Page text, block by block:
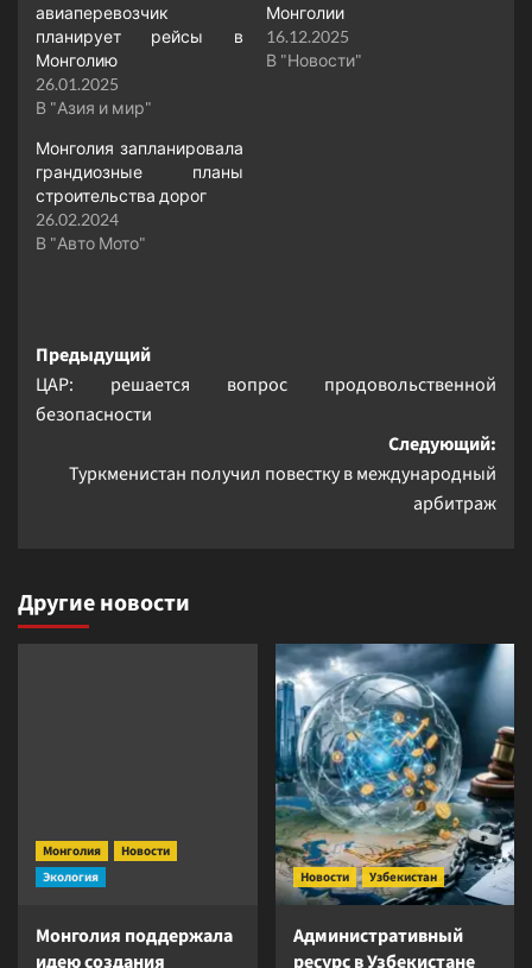
авиаперевозчик
планирует рейсы в
Монголию
26.01.2025
В "Азия и мир"
Монголии
16.12.2025
В "Новости"
Монголия запланировала
грандиозные планы
строительства дорог
26.02.2024
В "Авто Мото"
Навигация
записи
Предыдущий
ЦАР: решается вопрос продовольственной
безопасности
Следующий:
Туркменистан получил повестку в международный
арбитраж
Другие новости
Монголия
Новости
Экология
Монголия поддержала
идею создания
Новости Узбекистан
Административный
ресурс в Узбекистане